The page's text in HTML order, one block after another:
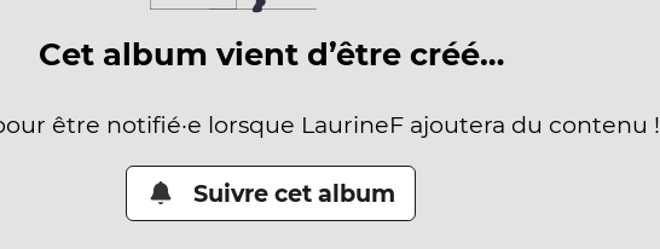
Cet album vient d’être créé…
être notifié·e lorsque LaurineF ajoutera du contenu !
Suivre cet album